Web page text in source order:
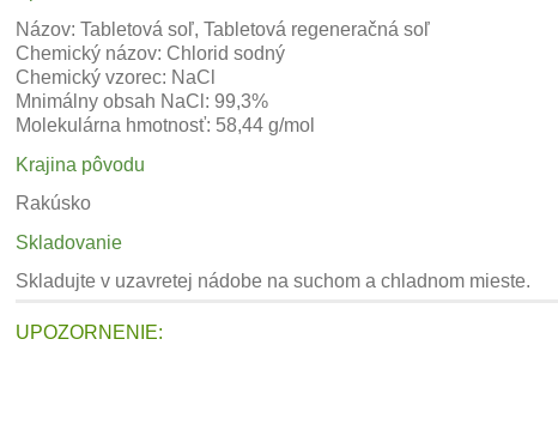
Názov: Tabletová soľ, Tabletová regeneračná soľ
Chemický názov: Chlorid sodný
Chemický vzorec: NaCl
Mnimálny obsah NaCl: 99,3%
Molekulárna hmotnosť: 58,44 g/mol
Krajina pôvodu
Rakúsko
Skladovanie
Skladujte v uzavretej nádobe na suchom a chladnom mieste.
UPOZORNENIE: